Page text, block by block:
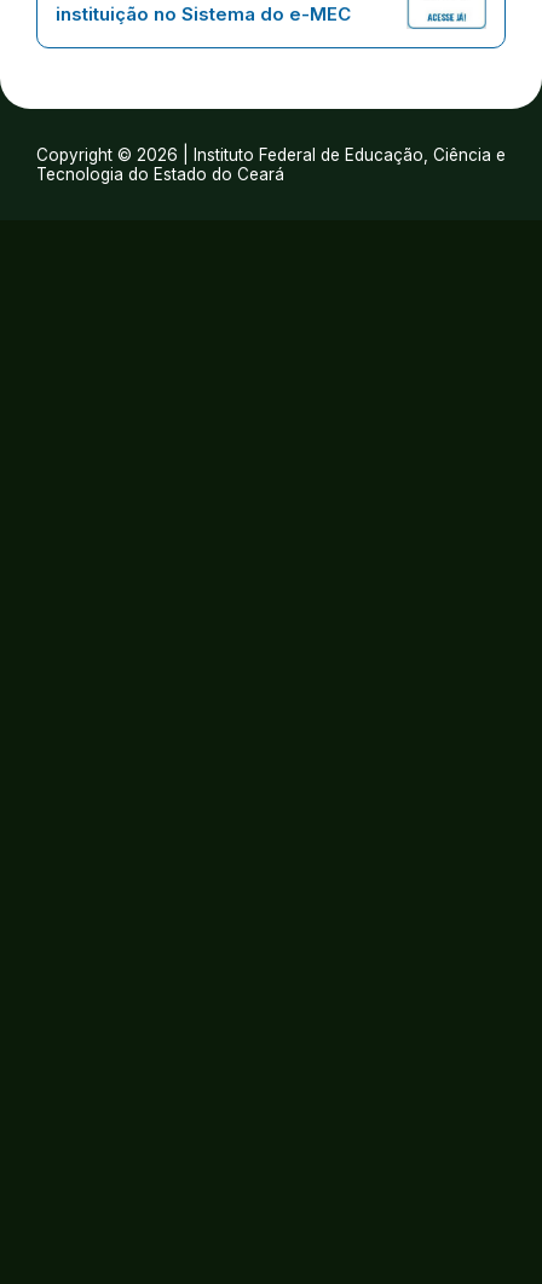
instituição no Sistema do e-MEC
Copyright © 2026 | Instituto Federal de Educação, Ciência e
Tecnologia do Estado do Ceará